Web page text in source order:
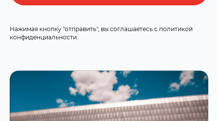
Нажимая кнопку "отправить", вы соглашаетесь с политикой
конфиденциальности.